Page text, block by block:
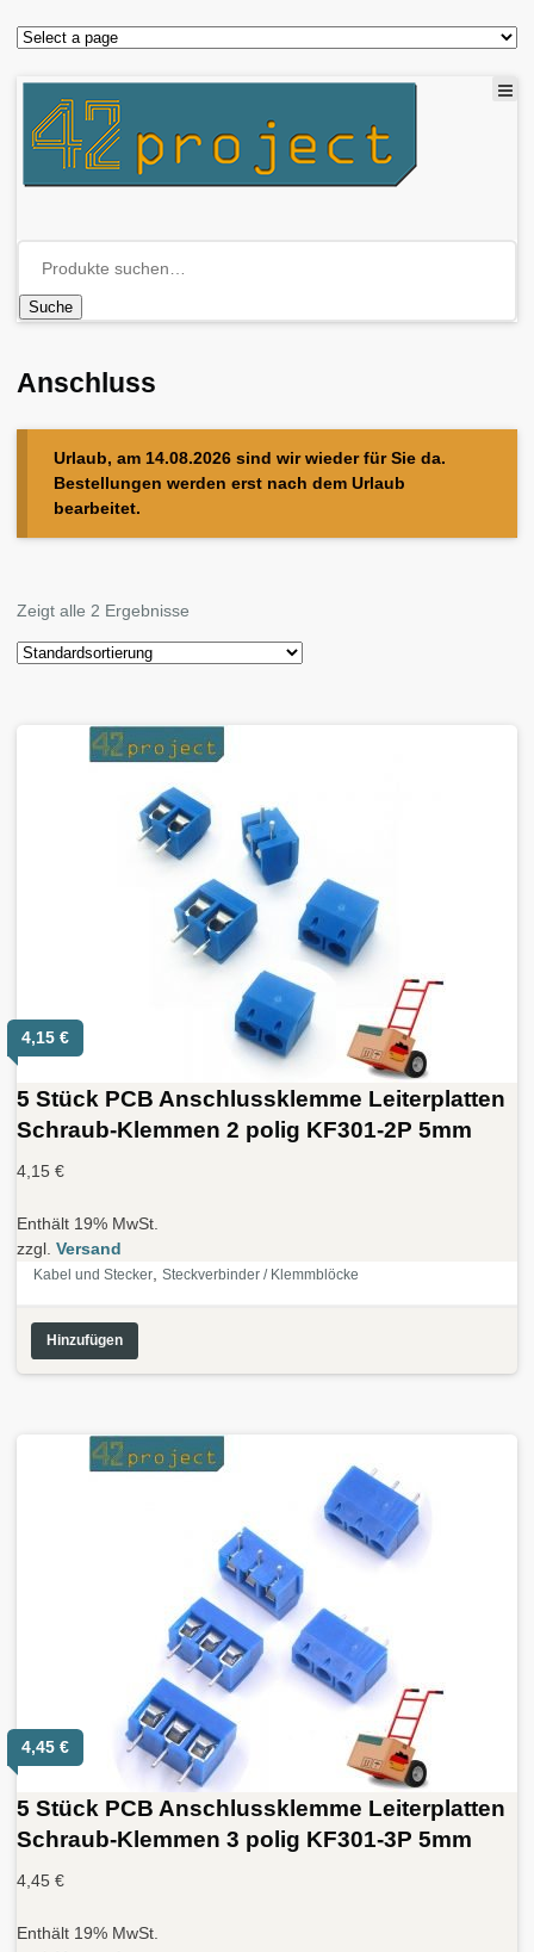
Suche
Anschluss
Urlaub, am 14.08.2026 sind wir wieder für Sie da.
Bestellungen werden erst nach dem Urlaub
bearbeitet.
Zeigt alle 2 Ergebnisse
4,15 €
5 Stück PCB Anschlussklemme Leiterplatten
Schraub-Klemmen 2 polig KF301-2P 5mm
4,15 €
Enthält 19% MwSt.
zzgl. Versand
Kabel und Stecker Steckverbinder / Klemmblöcke
Hinzufügen
4,45 €
5 Stück PCB Anschlussklemme Leiterplatten
Schraub-Klemmen 3 polig KF301-3P 5mm
4,45 €
Enthält 19% MwSt.